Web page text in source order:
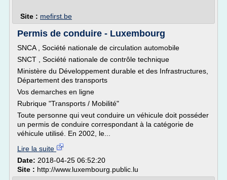
Site : mefirst.be
Permis de conduire - Luxembourg
SNCA , Société nationale de circulation automobile
SNCT , Société nationale de contrôle technique
Ministère du Développement durable et des Infrastructures,
Département des transports
Vos demarches en ligne
Rubrique "Transports / Mobilité"
Toute personne qui veut conduire un véhicule doit posséder
un permis de conduire correspondant à la catégorie de
véhicule utilisé. En 2002, le...
Lire la suite
Date: 2018-04-25 06:52:20
Site : http://www.luxembourg.public.lu